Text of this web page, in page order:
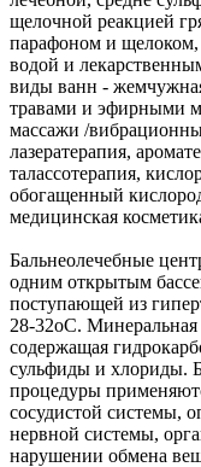
щелочной реакцией
парафоном и
водой и
виды ванн -
травами и эфирными
массажи /
лазератерапия,
талассотерапия,
обогащенный
медицинская
Бальнеолечебные
одним открытым
поступающей из
28-32оС. Минеральная
содержащая
сульфиды и хлориды.
процедуры
сосудистой системы,
нервной системы,
нарушении обмена